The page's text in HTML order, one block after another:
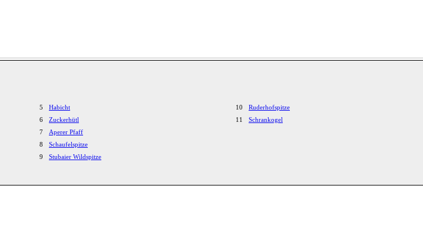
5
Habicht
6
Zuckerhütl
7
Aperer Pfaff
8
Schaufelspitze
9
Stubaier Wildspitze
10
Ruderhofspitze
11
Schrankogel